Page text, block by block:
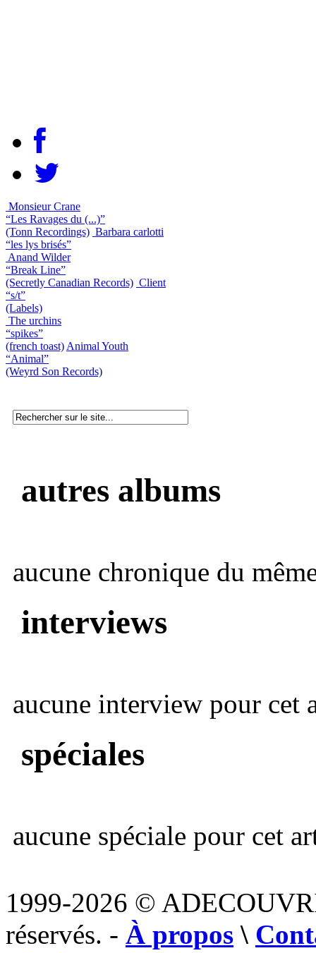
Monsieur Crane
“Les Ravages du (...)”
(Tonn Recordings) Barbara carlotti
“les lys brisés”
Anand Wilder
“Break Line”
(Secretly Canadian Records) Client
“s/t”
(Labels)
The urchins
“spikes”
(french toast) Animal Youth
“Animal”
(Weyrd Son Records)
autres albums
aucune chronique du
interviews
aucune interview pour cet
spéciales
aucune spéciale pour cet
1999-2026 ©
réservés. - À propos \